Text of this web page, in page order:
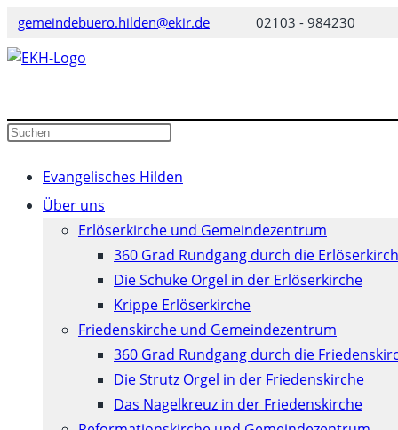
Zum
springen
gemeindebuero.hilden@ekir.de 02103 - 984230
Diese
durchsuchen
Press
to
search
panel.
Evangelisches Hilden
Über uns
Erlöserkirche und Gemeindezentrum
360 Grad Rundgang durch die
Die Schuke Orgel in der Erlöserkirche
Krippe Erlöserkirche
Friedenskirche und Gemeindezentrum
360 Grad Rundgang durch die
Die Strutz Orgel in der Friedenskirche
Das Nagelkreuz in der Friedenskirche